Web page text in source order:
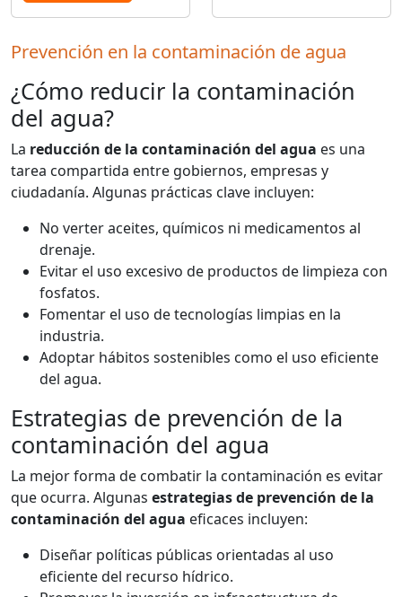
Prevención en la contaminación de agua
¿Cómo reducir la contaminación
del agua?
La reducción de la contaminación del agua es una
tarea compartida entre gobiernos, empresas y
ciudadanía. Algunas prácticas clave incluyen:
No verter aceites, químicos ni medicamentos al
drenaje.
Evitar el uso excesivo de productos de limpieza con
fosfatos.
Fomentar el uso de tecnologías limpias en la
industria.
Adoptar hábitos sostenibles como el uso eficiente
del agua.
Estrategias de prevención de la
contaminación del agua
La mejor forma de combatir la contaminación es evitar
que ocurra. Algunas estrategias de prevención de la
contaminación del agua eficaces incluyen:
Diseñar políticas públicas orientadas al uso
eficiente del recurso hídrico.